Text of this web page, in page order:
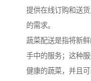
提供在线订购和送
的需求。
蔬菜配送是指将新
手中的服务；这种
健康的蔬菜，并且